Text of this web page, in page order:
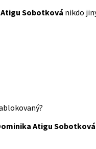
Sobotková nikdo
Atigu Sobotková